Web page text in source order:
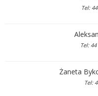
Tel:
Tel:
Żaneta
Tel: